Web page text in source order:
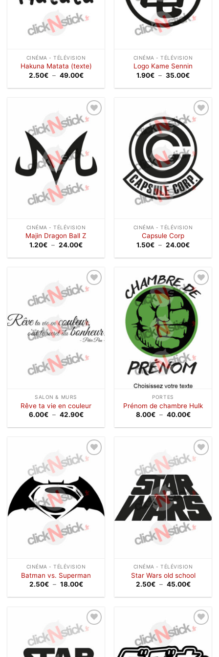
CINÉMA - TÉLÉVISION
Hakuna Matata (texte)
2.50€ – 49.00€Plage
prix :
49.00€
CINÉMA - TÉLÉVISION
Logo Kame Sennin
1.90€ – 35.00€Plage
prix :
35.00€
Ajouter
à la
wishlist
CINÉMA - TÉLÉVISION
Majin Dragon Ball Z
1.20€ – 24.00€Plage
prix :
24.00€
Ajouter
wishlist
CINÉMA - TÉLÉVISION
Capsule Corp
1.50€ – 24.00€Plage
prix :
24.00€
Ajouter
SALON & MURS
Rêve ta vie en couleur
6.00€ – 42.90€Plage
prix :
42.90€
Ajouter
à la
wishlist
PORTES
Prénom de chambre Hulk
8.00€ – 40.00€Plage
prix :
40.00€
Ajouter
wishlist
CINÉMA - TÉLÉVISION
Batman vs. Superman
2.50€ – 18.00€Plage
prix :
18.00€
Ajouter
wishlist
CINÉMA - TÉLÉVISION
Star Wars old school
2.50€ – 45.00€Plage
prix :
45.00€
Ajouter
Ajouter
wishlist